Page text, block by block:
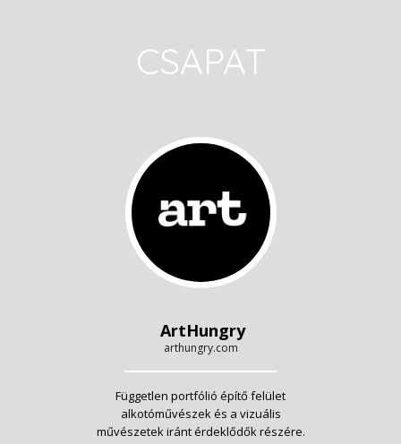
CSAPAT
ArtHungry
arthungry.com
Független portfólió építő felület
alkotóművészek és a vizuális
művészetek iránt érdeklődők részére.